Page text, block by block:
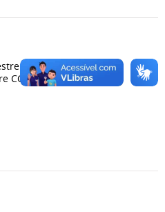
CC 4º Semestre CC 6º
CC 8º Semestre CC